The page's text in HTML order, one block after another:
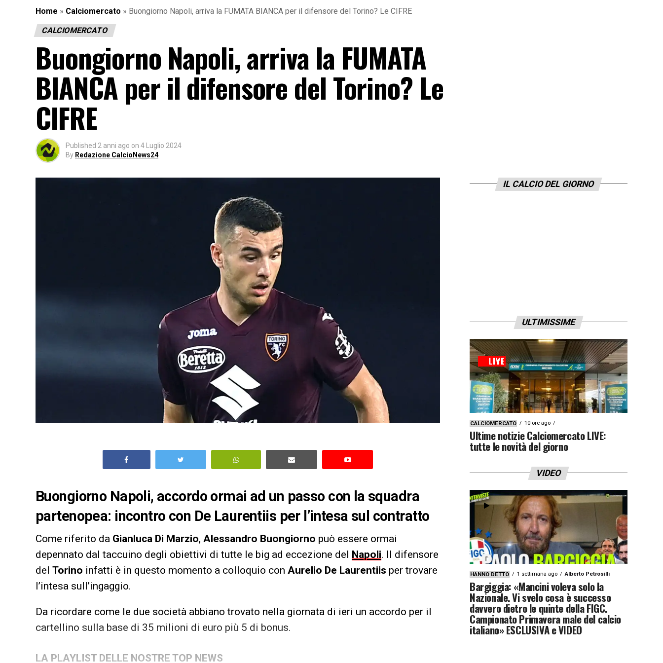
Home » Calciomercato » Buongiorno Napoli, arriva la FUMATA BIANCA per il difensore del Torino? Le CIFRE
CALCIOMERCATO
Buongiorno Napoli, arriva la FUMATA
BIANCA per il difensore del Torino? Le
CIFRE
Published 2 anni ago on 4 Luglio 2024
By Redazione CalcioNews24
Buongiorno Napoli, accordo ormai ad un passo con la squadra
partenopea: incontro con De Laurentiis per l’intesa sul contratto
Come riferito da Gianluca Di Marzio, Alessandro Buongiorno può essere ormai
depennato dal taccuino degli obiettivi di tutte le big ad eccezione del Napoli. Il difensore
del Torino infatti è in questo momento a colloquio con Aurelio De Laurentiis per trovare
l’intesa sull’ingaggio.
Da ricordare come le due società abbiano trovato nella giornata di ieri un accordo per il
cartellino sulla base di 35 milioni di euro più 5 di bonus.
LA PLAYLIST DELLE NOSTRE TOP NEWS
IL CALCIO DEL GIORNO
ULTIMISSIME
CALCIOMERCATO 10 ore ago
Ultime notizie Calciomercato LIVE:
tutte le novità del giorno
VIDEO
HANNO DETTO 1 settimana ago Alberto Petrosilli
Bargiggia: «Mancini voleva solo la
Nazionale. Vi svelo cosa è successo
davvero dietro le quinte della FIGC.
Campionato Primavera male del calcio
italiano» ESCLUSIVA e VIDEO